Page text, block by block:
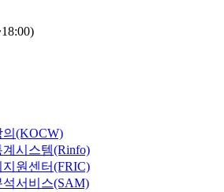
(KOCW)
시스템(Rinfo)
원센터(FRIC)
석서비스(SAM)